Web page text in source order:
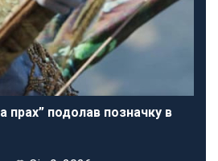
прах” подолав позначку в